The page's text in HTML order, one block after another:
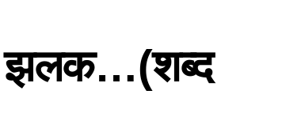
झलक…(शब्द